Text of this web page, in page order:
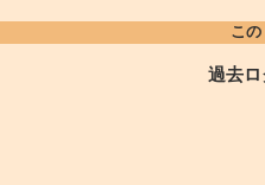
こ
過去